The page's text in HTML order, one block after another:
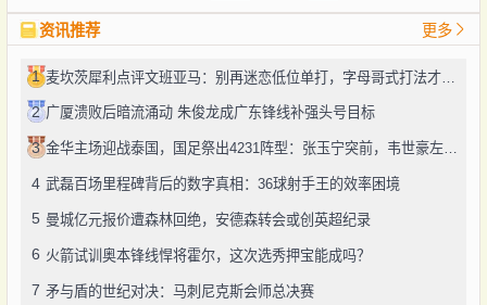
资讯推荐 更多
1 麦坎茨犀利点评文班亚马：别再迷恋低位单打，字母哥式打法才是未来
2 广厦溃败后暗流涌动 朱俊龙成广东锋线补强头号目标
3 金华主场迎战泰国，国足祭出4231阵型：张玉宁突前，韦世豪左路驰骋
4 武磊百场里程碑背后的数字真相：36球射手王的效率困境
5 曼城亿元报价遭森林回绝，安德森转会或创英超纪录
6 火箭试训奥本锋线悍将霍尔，这次选秀押宝能成吗？
7 矛与盾的世纪对决：马刺尼克斯会师总决赛